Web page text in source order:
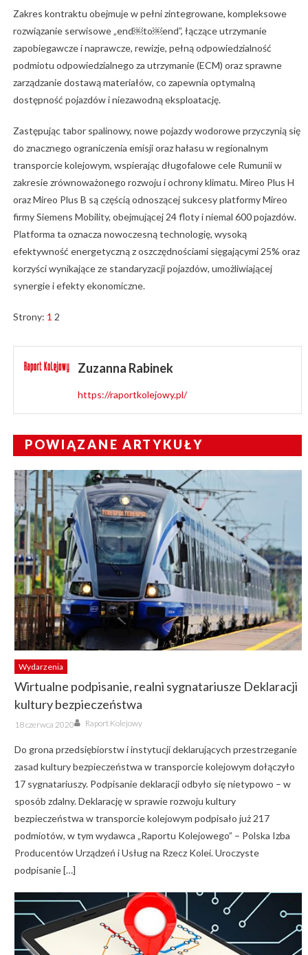
Zakres kontraktu obejmuje w pełni zintegrowane, kompleksowe
rozwiązanie serwisowe „end￼to￼end”, łączące utrzymanie
zapobiegawcze i naprawcze, rewizje, pełną odpowiedzialność
podmiotu odpowiedzialnego za utrzymanie (ECM) oraz sprawne
zarządzanie dostawą materiałów, co zapewnia optymalną
dostępność pojazdów i niezawodną eksploatację.
Zastępując tabor spalinowy, nowe pojazdy wodorowe przyczynią się
do znacznego ograniczenia emisji oraz hałasu w regionalnym
transporcie kolejowym, wspierając długofalowe cele Rumunii w
zakresie zrównoważonego rozwoju i ochrony klimatu. Mireo Plus H
oraz Mireo Plus B są częścią odnoszącej sukcesy platformy Mireo
firmy Siemens Mobility, obejmującej 24 floty i niemal 600 pojazdów.
Platforma ta oznacza nowoczesną technologię, wysoką
efektywność energetyczną z oszczędnościami sięgającymi 25% oraz
korzyści wynikające ze standaryzacji pojazdów, umożliwiającej
synergie i efekty ekonomiczne.
Strony: 1 2
Zuzanna Rabinek
https://raportkolejowy.pl/
POWIĄZANE ARTYKUŁY
Wydarzenia
Wirtualne podpisanie, realni sygnatariusze Deklaracji
kultury bezpieczeństwa
Posted
on
18 czerwca 2020 Author
Raport Kolejowy
Do grona przedsiębiorstw i instytucji deklarujących przestrzeganie
zasad kultury bezpieczeństwa w transporcie kolejowym dołączyło
17 sygnatariuszy. Podpisanie deklaracji odbyło się nietypowo – w
sposób zdalny. Deklarację w sprawie rozwoju kultury
bezpieczeństwa w transporcie kolejowym podpisało już 217
podmiotów, w tym wydawca „Raportu Kolejowego” – Polska Izba
Producentów Urządzeń i Usług na Rzecz Kolei. Uroczyste
podpisanie […]